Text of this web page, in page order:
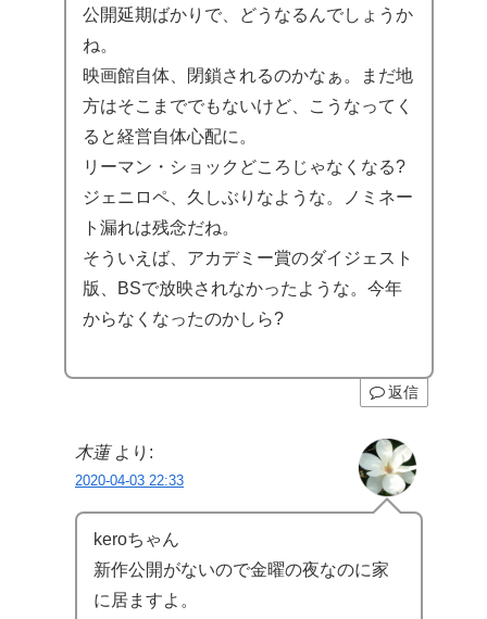
公開延期ばかりで、どうなるんでしょうか
ね。
映画館自体、閉鎖されるのかなぁ。まだ地
方はそこまででもないけど、こうなってく
ると経営自体心配に。
リーマン・ショックどころじゃなくなる?
ジェニロペ、久しぶりなような。ノミネー
ト漏れは残念だね。
そういえば、アカデミー賞のダイジェスト
版、BSで放映されなかったような。今年
からなくなったのかしら?
返信
木蓮 より:
2020-04-03 22:33
keroちゃん
新作公開がないので金曜の夜なのに家
に居ますよ。